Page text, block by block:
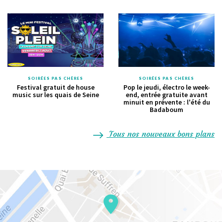
SOIRÉES PAS CHÈRES
Festival gratuit de house
music sur les quais de Seine
SOIRÉES PAS CHÈRES
Pop le jeudi, électro le week-
end, entrée gratuite avant
minuit en prévente : l'été du
Badaboum
Tous nos nouveaux bons plans